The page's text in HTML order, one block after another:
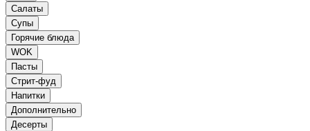
Салаты
Супы
Горячие блюда
WOK
Пасты
Стрит-фуд
Напитки
Дополнительно
Десерты